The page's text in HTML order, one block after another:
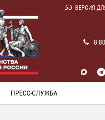
ВЕРСИЯ
8
ПРЕСС-СЛУЖБА